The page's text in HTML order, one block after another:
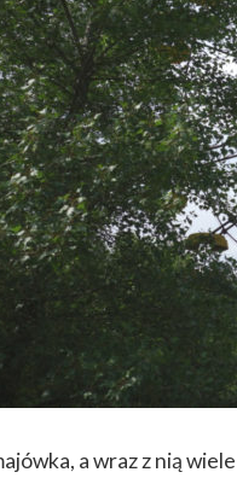
a wraz z nią